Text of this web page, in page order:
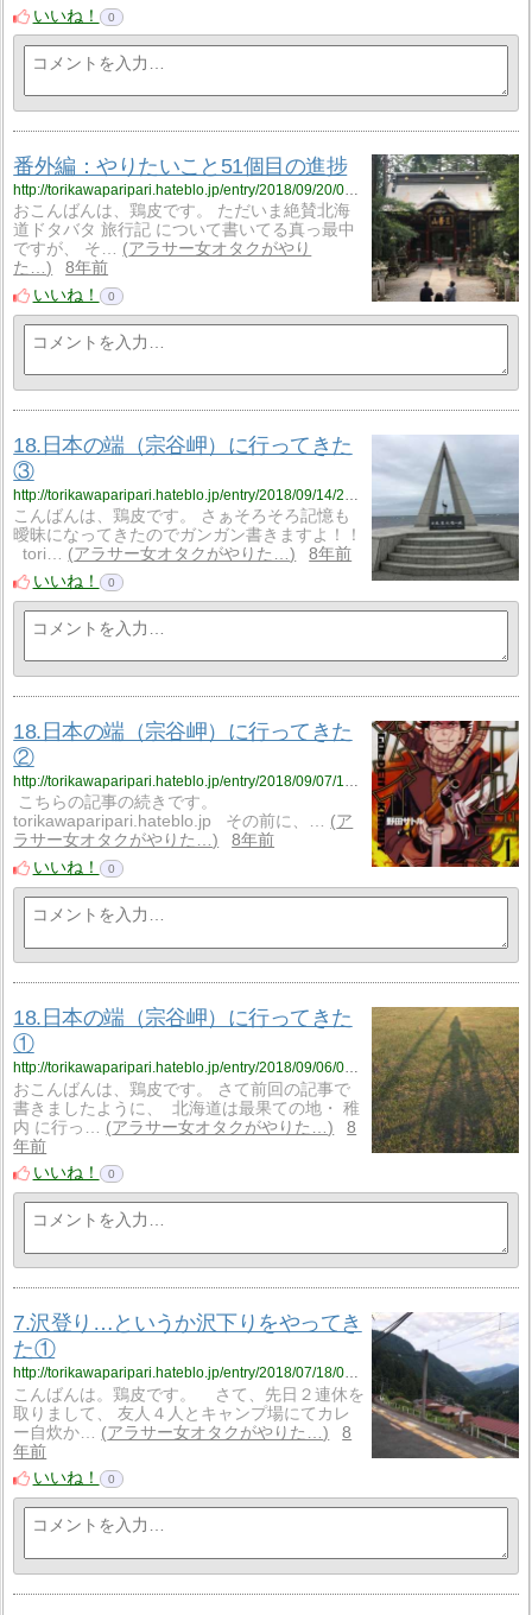
いいね！
0
番外編：やりたいこと51個目の進捗
http://torikawaparipari.hateblo.jp/entry/2018/09/20/000248
おこんばんは、鶏皮です。 ただいま絶賛北海
道ドタバタ 旅行記 について書いてる真っ最中
ですが、 そ…
アラサー女オタクがやり
た…
8年前
いいね！
0
18.日本の端（宗谷岬）に行ってきた
③
http://torikawaparipari.hateblo.jp/entry/2018/09/14/231117
こんばんは、鶏皮です。 さぁそろそろ記憶も
曖昧になってきたのでガンガン書きますよ！！
tori…
アラサー女オタクがやりた…
8年前
いいね！
0
18.日本の端（宗谷岬）に行ってきた
②
http://torikawaparipari.hateblo.jp/entry/2018/09/07/155009
こちらの記事の続きです。
torikawaparipari.hateblo.jp その前に、…
ア
ラサー女オタクがやりた…
8年前
いいね！
0
18.日本の端（宗谷岬）に行ってきた
①
http://torikawaparipari.hateblo.jp/entry/2018/09/06/000159
おこんばんは、鶏皮です。 さて前回の記事で
書きましたように、 北海道は最果ての地・ 稚
内 に行っ…
アラサー女オタクがやりた…
8
年前
いいね！
0
7.沢登り…というか沢下りをやってき
た①
http://torikawaparipari.hateblo.jp/entry/2018/07/18/005040
こんばんは。鶏皮です。 さて、先日２連休を
取りまして、 友人４人とキャンプ場にてカレ
ー自炊か…
アラサー女オタクがやりた…
8
年前
いいね！
0